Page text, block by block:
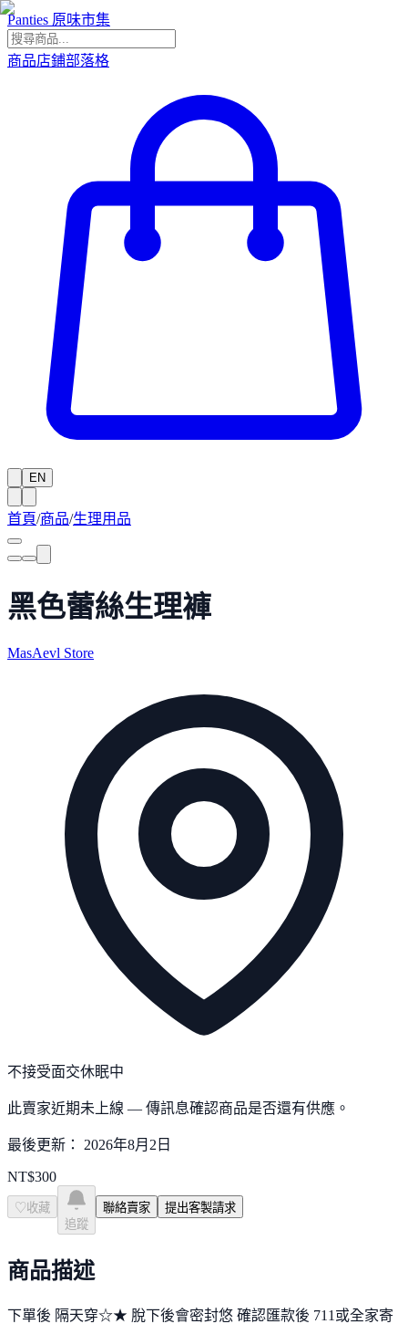
Panties 原味市集
商品店鋪部落格
EN
首頁/商品/生理用品
黑色蕾絲生理褲
MasAevl Store
不接受面交休眠中
此賣家近期未上線 — 傳訊息確認商品是否還有供應。
最後更新： 2026年8月2日
NT$300
♡ 收藏
追蹤
聯絡賣家 提出客製請求
商品描述
下單後 隔天穿☆★ 脫下後會密封悠 確認匯款後 711或全家寄